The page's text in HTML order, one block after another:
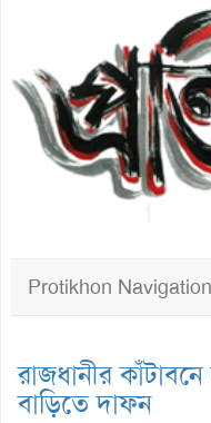
Protikhon Navigation
রাজধানীর
বাড়িতে দাফন